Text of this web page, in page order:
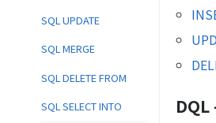
SQL UPDATE
SQL MERGE
SQL DELETE FROM
SQL SELECT INTO